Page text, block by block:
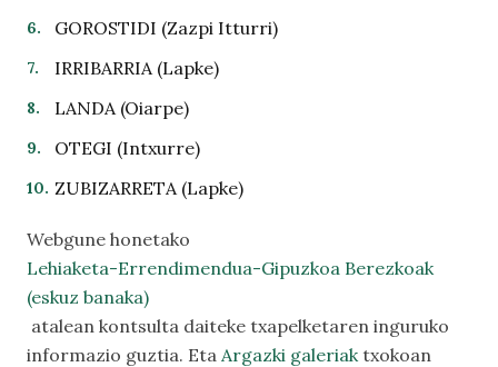
GOROSTIDI (Zazpi Itturri)
IRRIBARRIA (Lapke)
LANDA (Oiarpe)
OTEGI (Intxurre)
ZUBIZARRETA (Lapke)
Webgune honetako
Lehiaketa-Errendimendua-Gipuzkoa Berezkoak
(eskuz banaka)
atalean kontsulta daiteke txapelketaren inguruko
informazio guztia. Eta Argazki galeriaktxokoan